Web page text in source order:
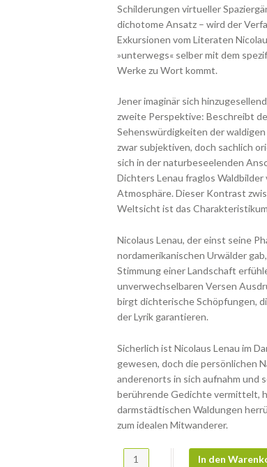
Schilderungen virtueller
dichotome Ansatz – wird der
Exkursionen vom Literaten
»unterwegs« selber mit dem
Werke zu Wort kommt.
Jener imaginär sich
zweite Perspektive: Beschreibt
Sehenswürdigkeiten der
zwar subjektiven, doch sachlich
sich in der naturbeseelenden
Dichters Lenau fraglos
Atmosphäre. Dieser Kontrast
Weltsicht ist das
Nicolaus Lenau, der einst seine
nordamerikanischen Urwälder
Stimmung einer Landschaft
unverwechselbaren Versen
birgt dichterische Schöpfungen,
der Lyrik garantieren.
Sicherlich ist Nicolaus Lenau im
gewesen, doch die persönlichen
anderenorts in sich aufnahm und
berührende Gedichte vermittelt,
darmstädtischen Waldungen
zum idealen Mitwanderer.
Virtuelle Spaziergänge in
In den